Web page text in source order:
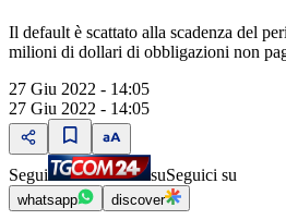
Il default è scattato alla scadenza del
milioni di dollari di obbligazioni non
27 Giu 2022 - 14:05
27 Giu 2022 - 14:05
Segui suSeguici su
whatsapp discover